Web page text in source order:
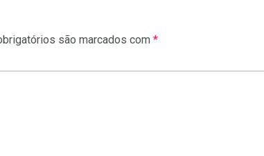
são marcados com *